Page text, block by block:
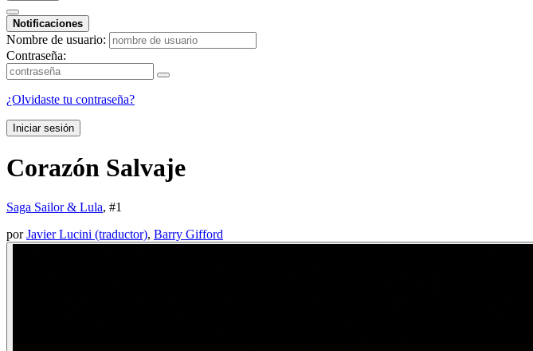
Notificaciones
Nombre de usuario:
Contraseña:
¿Olvidaste tu contraseña?
Iniciar sesión
Corazón Salvaje
Saga Sailor & Lula, #1
porJavier Lucini (traductor), Barry Gifford